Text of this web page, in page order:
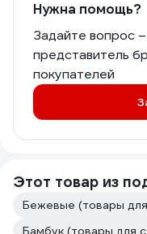
Нужна помощь?
Задайте вопрос
представитель
покупателей
Этот товар из
Бежевые (товары
Бамбук (товары для